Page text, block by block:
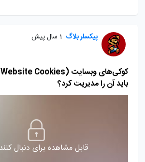
پیکسلر بلاگ 1 سال پیش
باید آن را مدیریت کرد؟
قابل مشاهده برای دنبال